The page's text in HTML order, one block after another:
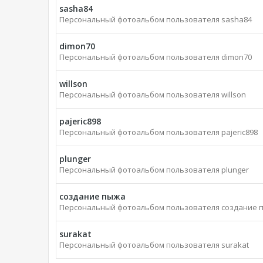
sasha84
Персональный фотоальбом пользователя sasha84
dimon70
Персональный фотоальбом пользователя dimon70
willson
Персональный фотоальбом пользователя willson
pajeric898
Персональный фотоальбом пользователя pajeric898
plunger
Персональный фотоальбом пользователя plunger
создание пыжа
Персональный фотоальбом пользователя создание
surakat
Персональный фотоальбом пользователя surakat